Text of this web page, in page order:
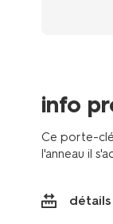
info
Ce porte-
l'anneau il